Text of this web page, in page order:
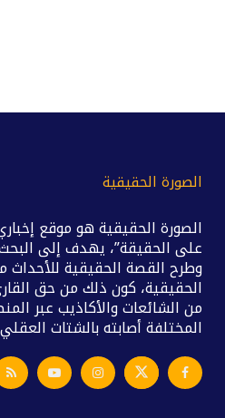
الصورة الحقيقية
الصورة الحقيقية هو موقع
على الحقيقة”، يهدف إلى
وطرح القصة الحقيقية للأحداث
الحقيقية، كون ذلك من حق
من الشائعات والأكاذيب عبر
المختلفة أصابته بالشتات